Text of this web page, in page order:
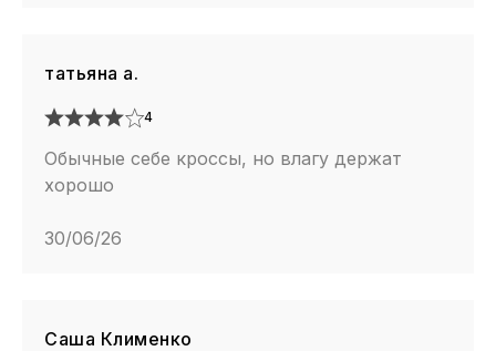
татьяна а.
4
Обычные себе кроссы, но влагу держат
хорошо
30/06/26
Саша Клименко